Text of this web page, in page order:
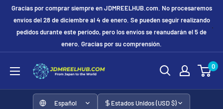
directamente
Gracias por comprar siempre en JDMREELHUB.com. No procesaremos
envíos del 28 de diciembre al 4 de enero. Se pueden seguir realizando
pedidos durante este período, pero los envíos se reanudarán el 5 de
enero. Gracias por su comprensión.
JDMREELHUB 0
Español Estados Unidos (USD $)